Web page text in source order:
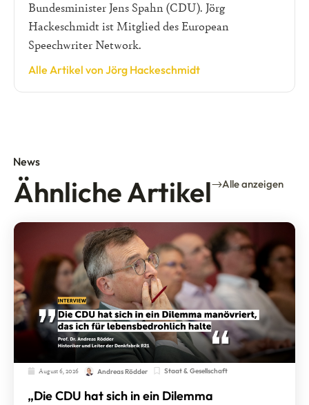
Bundesminister Jens Spahn (CDU). Jörg
Hackeschmidt ist Mitglied des European
Speechwriter Network.
Alle Artikel von Jörg Hackeschmidt
News
Ähnliche Artikel Alle anzeigen
August 6, 2026 Andreas Rödder Staat & Gesellschaft
„Die CDU hat sich in ein Dilemma